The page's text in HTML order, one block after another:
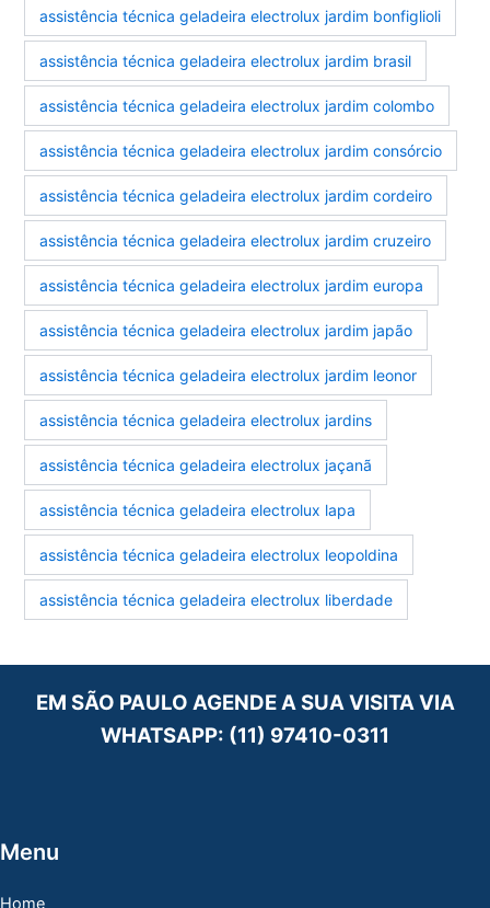
assistência técnica geladeira electrolux jardim bonfiglioli
assistência técnica geladeira electrolux jardim brasil
assistência técnica geladeira electrolux jardim colombo
assistência técnica geladeira electrolux jardim consórcio
assistência técnica geladeira electrolux jardim cordeiro
assistência técnica geladeira electrolux jardim cruzeiro
assistência técnica geladeira electrolux jardim europa
assistência técnica geladeira electrolux jardim japão
assistência técnica geladeira electrolux jardim leonor
assistência técnica geladeira electrolux jardins
assistência técnica geladeira electrolux jaçanã
assistência técnica geladeira electrolux lapa
assistência técnica geladeira electrolux leopoldina
assistência técnica geladeira electrolux liberdade
EM SÃO PAULO AGENDE A SUA VISITA VIA
WHATSAPP: (11) 97410-0311
Menu
Home